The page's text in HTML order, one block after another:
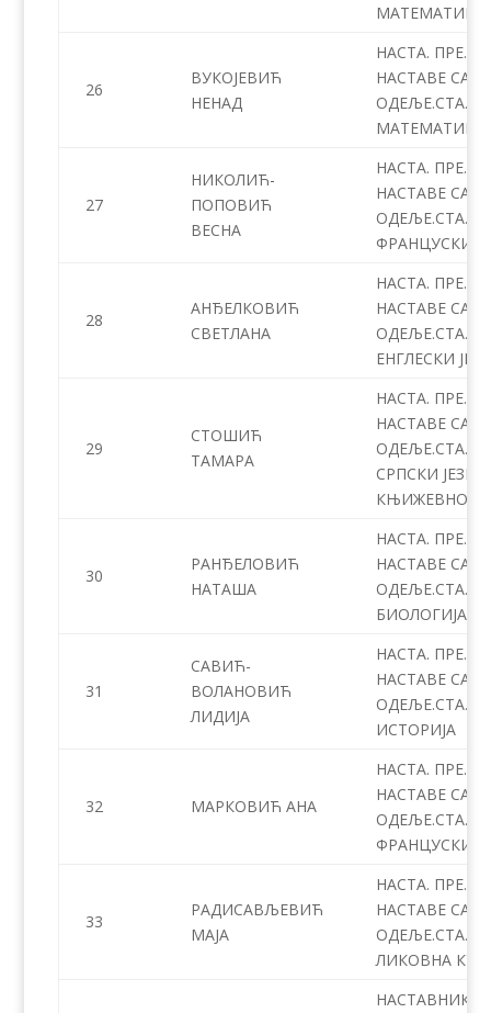
МАТЕМАТИКА
26
ВУКОЈЕВИЋ
НЕНАД
НАСТА. ПРЕ.
НАСТАВЕ СА
ОДЕЉЕ.СТА. –
МАТЕМАТИКА
27
НИКОЛИЋ-
ПОПОВИЋ
ВЕСНА
НАСТА. ПРЕ.
НАСТАВЕ СА
ОДЕЉЕ.СТА. –
ФРАНЦУСКИ
28
АНЂЕЛКОВИЋ
СВЕТЛАНА
НАСТА. ПРЕ.
НАСТАВЕ СА
ОДЕЉЕ.СТА. –
ЕНГЛЕСКИ
29
СТОШИЋ
ТАМАРА
НАСТА. ПРЕ.
НАСТАВЕ СА
ОДЕЉЕ.СТА. –
СРПСКИ
КЊИЖЕВНОСТ
30
РАНЂЕЛОВИЋ
НАТАША
НАСТА. ПРЕ.
НАСТАВЕ СА
ОДЕЉЕ.СТА. –
БИОЛОГИЈА
31
САВИЋ-
ВОЛАНОВИЋ
ЛИДИЈА
НАСТА. ПРЕ.
НАСТАВЕ СА
ОДЕЉЕ.СТА. –
ИСТОРИЈА
32 МАРКОВИЋ АНА
НАСТА. ПРЕ.
НАСТАВЕ СА
ОДЕЉЕ.СТА. –
ФРАНЦУСКИ
33
РАДИСАВЉЕВИЋ
МАЈА
НАСТА. ПРЕ.
НАСТАВЕ СА
ОДЕЉЕ.СТА. –
ЛИКОВНА
НАСТАВНИК